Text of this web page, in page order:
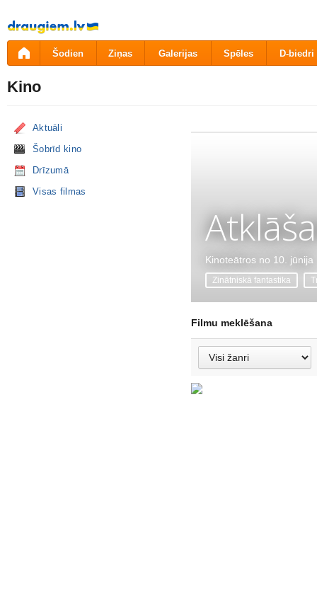
Pāriet
uz
saturu
Šodien Ziņas Galerijas Spēles D-biedri
Kino
Aktuāli
Šobrīd kino
Drīzumā
Visas filmas
Kinoteātros no 10. jūnija
Zinātniskā fantastika
Filmu meklēšana